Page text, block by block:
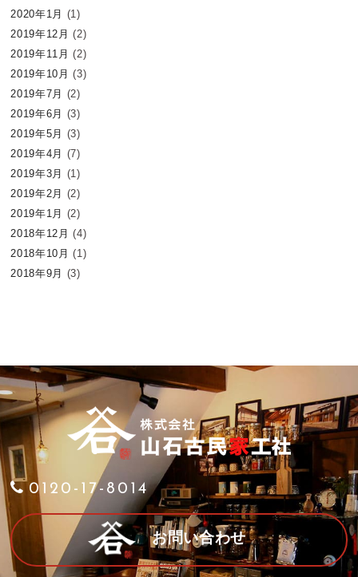
2020年1月 (1)
2019年12月 (2)
2019年11月 (2)
2019年10月 (3)
2019年7月 (2)
2019年6月 (3)
2019年5月 (3)
2019年4月 (7)
2019年3月 (1)
2019年2月 (2)
2019年1月 (2)
2018年12月 (4)
2018年10月 (1)
2018年9月 (3)
0120-17-8014
お問い合わせ